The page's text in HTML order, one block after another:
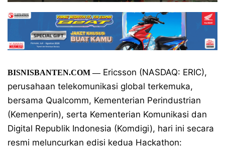
BISNISBANTEN.COM —Ericsson (NASDAQ: ERIC),
perusahaan telekomunikasi global terkemuka,
bersama Qualcomm, Kementerian Perindustrian
(Kemenperin), serta Kementerian Komunikasi dan
Digital Republik Indonesia (Komdigi), hari ini secara
resmi meluncurkan edisi kedua Hackathon: